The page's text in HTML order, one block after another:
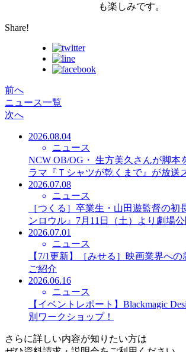
も楽しみです。
Share!
前へ
ニュース一覧
次へ
2026.08.04
ニュース
NCW OB/OG・ 生方美久さんが脚本
ラマ『Ｔシャツが乾くまで』が放送
2026.07.08
ニュース
［つくる］卒業生・山田遊監督の初
ンロウル』7月11日（土）より劇場公
2026.07.01
ニュース
【7/1更新】［みせる］映画業界へ
ご紹介
2026.06.16
ニュース
【イベントレポート】Blackmagic
別ワークショップ！
さらに詳しい内容が知りたい方は